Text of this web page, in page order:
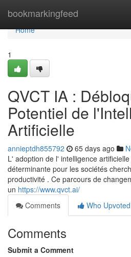
bookmarkingfeed
Home
Home
1
QVCT IA :
Potentiel de
Artificielle
annieptdh855792 65 days ago
L' adoption de l' intelligence
déterminante pour les sociétés
productivité . Ce parcours de
un https://www.qvct.ai/
Comments
Who Upvoted
Comments
Submit a Comment